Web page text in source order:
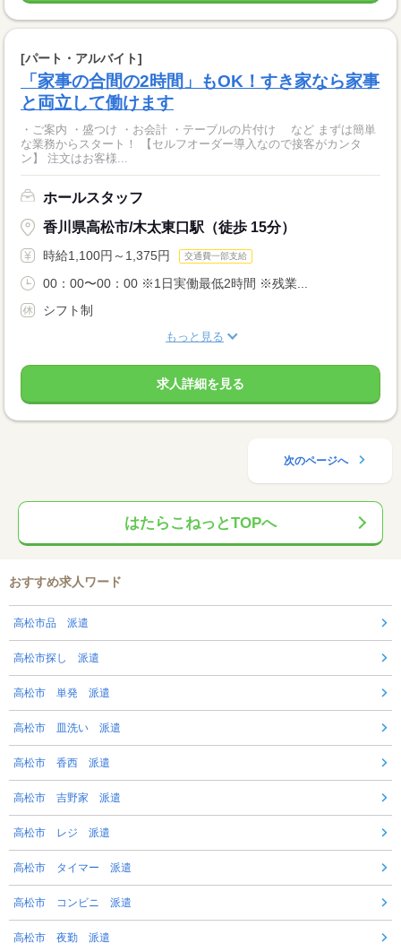
[パート・アルバイト]
「家事の合間の2時間」もOK！すき家なら家事
と両立して働けます
・ご案内 ・盛つけ ・お会計 ・テーブルの片付け など まずは簡単
な業務からスタート！ 【セルフオーダー導入なので接客がカンタ
ン】 注文はお客様...
ホールスタッフ
香川県高松市/木太東口駅（徒歩 15分）
時給1,100円～1,375円 交通費一部支給
00：00〜00：00 ※1日実働最低2時間 ※残業...
シフト制
もっと見る
求人詳細を見る
次のページへ
はたらこねっとTOPへ
おすすめ求人ワード
高松市品 派遣
高松市探し 派遣
高松市 単発 派遣
高松市 皿洗い 派遣
高松市 香西 派遣
高松市 吉野家 派遣
高松市 レジ 派遣
高松市 タイマー 派遣
高松市 コンビニ 派遣
高松市 夜勤 派遣